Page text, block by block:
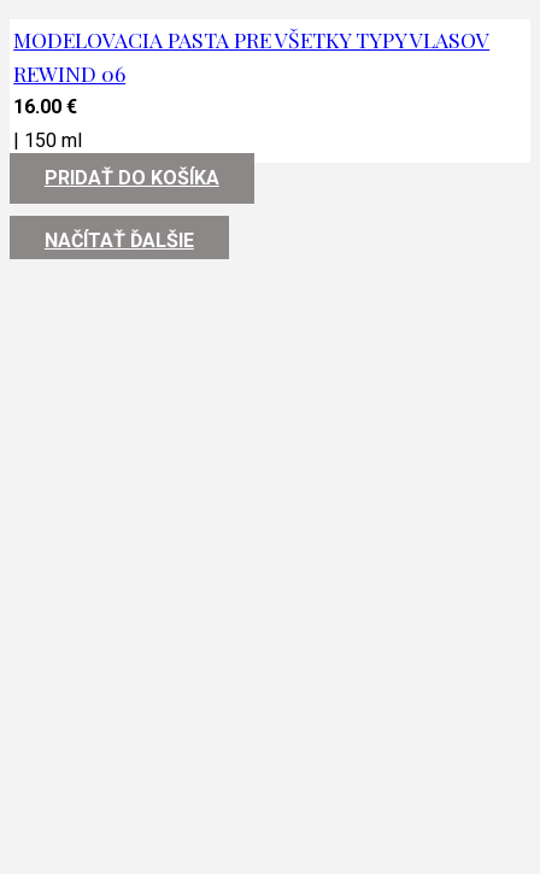
MODELOVACIA PASTA PRE VŠETKY TYPY VLASOV
REWIND 06
16.00€
150 ml
PRIDAŤ DO KOŠÍKA
NAČÍTAŤ ĎALŠIE